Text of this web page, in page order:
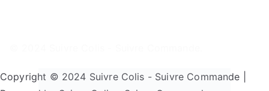
Copyright © 2024 Suivre Colis - Suivre Commande |